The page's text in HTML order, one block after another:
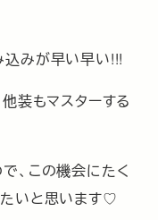
みが早い早い!!!
装もマスターする
、この機会にたく
いと思います♡